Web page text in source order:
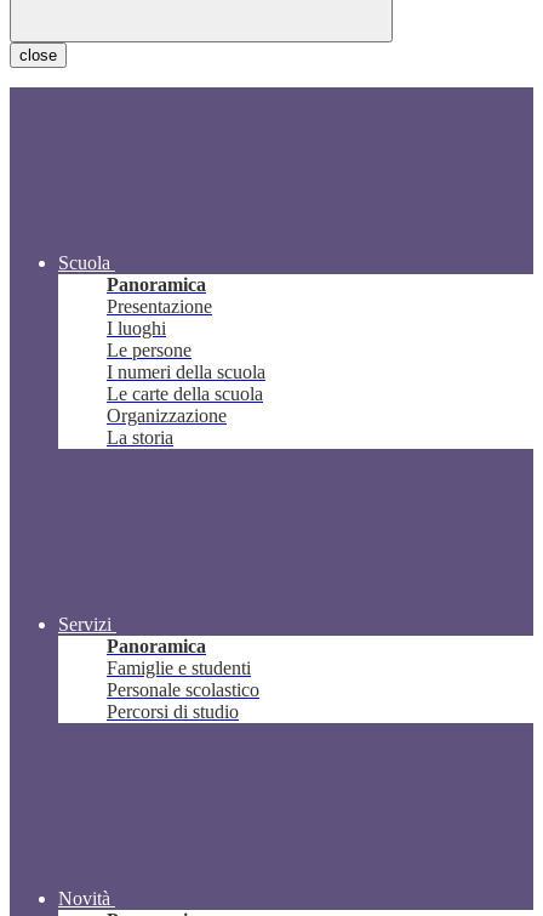
close
Scuola
Panoramica
Presentazione
I luoghi
Le persone
I numeri della scuola
Le carte della scuola
Organizzazione
La storia
Servizi
Panoramica
Famiglie e studenti
Personale scolastico
Percorsi di studio
Novità